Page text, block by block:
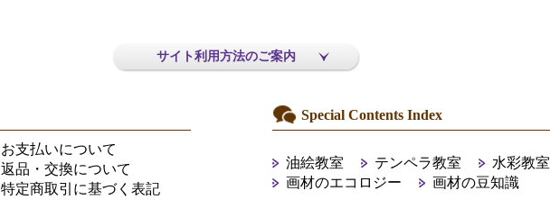
サイト利用方法のご案内
お支払いについて
返品・交換について
特定商取引に基づく表記
Special Contents Index
油絵教室 テンペラ教室
水彩教室
画材のエコロジー
画材の豆知識